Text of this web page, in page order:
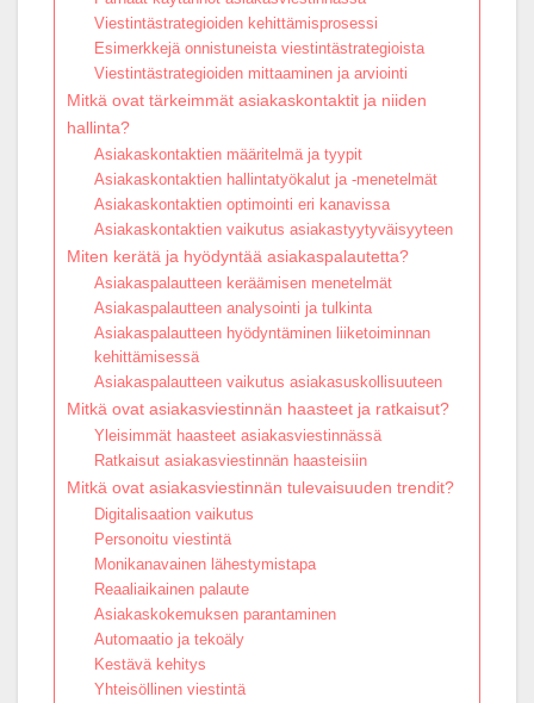
Viestintästrategioiden kehittämisprosessi
Esimerkkejä onnistuneista viestintästrategioista
Viestintästrategioiden mittaaminen ja arviointi
Mitkä ovat tärkeimmät asiakaskontaktit ja niiden
hallinta?
Asiakaskontaktien määritelmä ja tyypit
Asiakaskontaktien hallintatyökalut ja -menetelmät
Asiakaskontaktien optimointi eri kanavissa
Asiakaskontaktien vaikutus asiakastyytyväisyyteen
Miten kerätä ja hyödyntää asiakaspalautetta?
Asiakaspalautteen keräämisen menetelmät
Asiakaspalautteen analysointi ja tulkinta
Asiakaspalautteen hyödyntäminen liiketoiminnan
kehittämisessä
Asiakaspalautteen vaikutus asiakasuskollisuuteen
Mitkä ovat asiakasviestinnän haasteet ja ratkaisut?
Yleisimmät haasteet asiakasviestinnässä
Ratkaisut asiakasviestinnän haasteisiin
Mitkä ovat asiakasviestinnän tulevaisuuden trendit?
Digitalisaation vaikutus
Personoitu viestintä
Monikanavainen lähestymistapa
Reaaliaikainen palaute
Asiakaskokemuksen parantaminen
Automaatio ja tekoäly
Kestävä kehitys
Yhteisöllinen viestintä